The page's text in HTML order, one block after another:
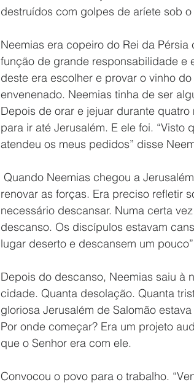
destruídos com golpes de aríete sob
Neemias era copeiro do Rei da
função de grande responsabilidade e
deste era escolher e provar o vinho
envenenado. Neemias tinha de ser
Depois de orar e jejuar durante
para ir até Jerusalém. E ele foi.
atendeu os meus pedidos” disse
renovar as forças. Era preciso refletir
necessário descansar. Numa certa
descanso. Os discípulos estavam
lugar deserto e descansem um
Depois do descanso, Neemias saiu à
cidade. Quanta desolação. Quanta
gloriosa Jerusalém de Salomão
Por onde começar? Era um projeto
que o Senhor era com ele.
Convocou o povo para o trabalho.